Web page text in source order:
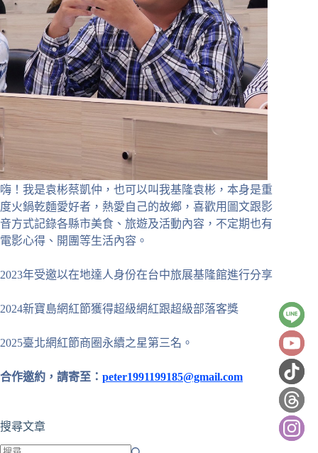
嗨！我是袁彬蔡凱仲，也可以叫我基隆袁彬，本身是重
度火鍋乾麵愛好者，熱愛自己的故鄉，喜歡用圖文跟影
音方式記錄各縣市美食、旅遊及活動內容，不定期也有
電影心得、開團等生活內容。
2023年受邀以在地達人身份在台中旅展基隆館進行分享
2024新寶島網紅節獲得超級網紅跟超級部落客獎
2025臺北網紅節商圈永續之星第三名。
合作邀約，請寄至： peter1991199185@gmail.com
搜尋文章